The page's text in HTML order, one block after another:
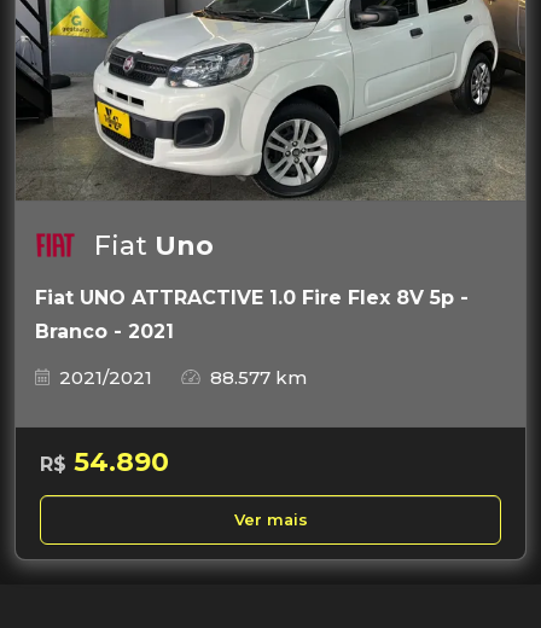
Fiat Uno
Fiat UNO ATTRACTIVE 1.0 Fire Flex 8V 5p -
Branco - 2021
2021/2021
88.577 km
R$ 54.890
Ver mais